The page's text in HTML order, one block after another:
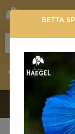
BETTA
Vous souhaitez